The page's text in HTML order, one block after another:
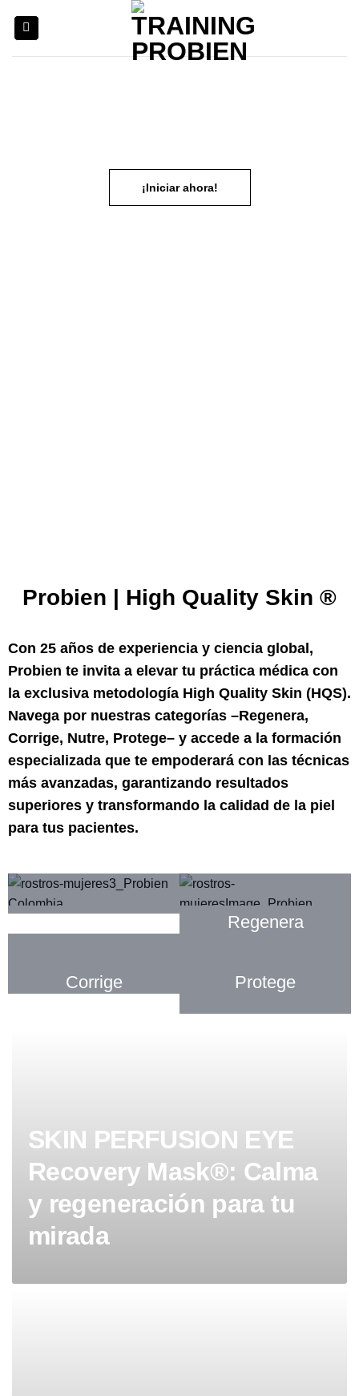
¡Iniciar ahora!
Probien | High Quality Skin ®
Con 25 años de experiencia y ciencia global,
Probien te invita a elevar tu práctica médica con
la exclusiva metodología High Quality Skin (HQS).
Navega por nuestras categorías –Regenera,
Corrige, Nutre, Protege– y accede a la formación
especializada que te empoderará con las técnicas
más avanzadas, garantizando resultados
superiores y transformando la calidad de la piel
para tus pacientes.
Regenera
Corrige Protege
SKIN PERFUSION EYE
Recovery Mask®: Calma
y regeneración para tu
mirada